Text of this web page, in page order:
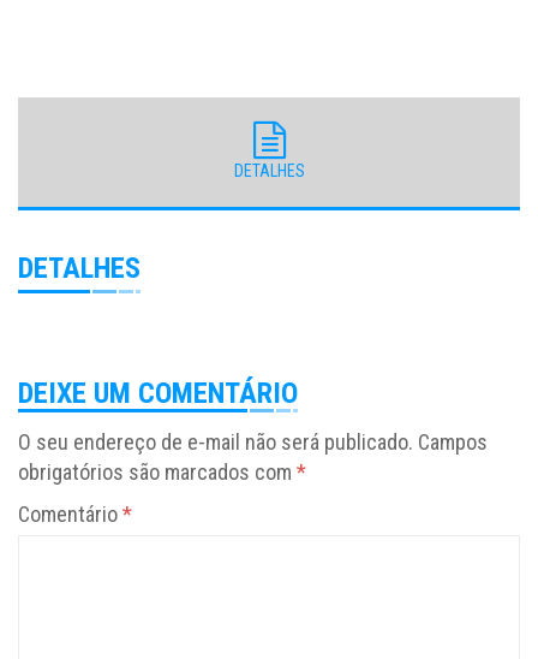
DETALHES
DETALHES
DEIXE UM COMENTÁRIO
O seu endereço de e-mail não será publicado. Campos
obrigatórios são marcados com *
Comentário*